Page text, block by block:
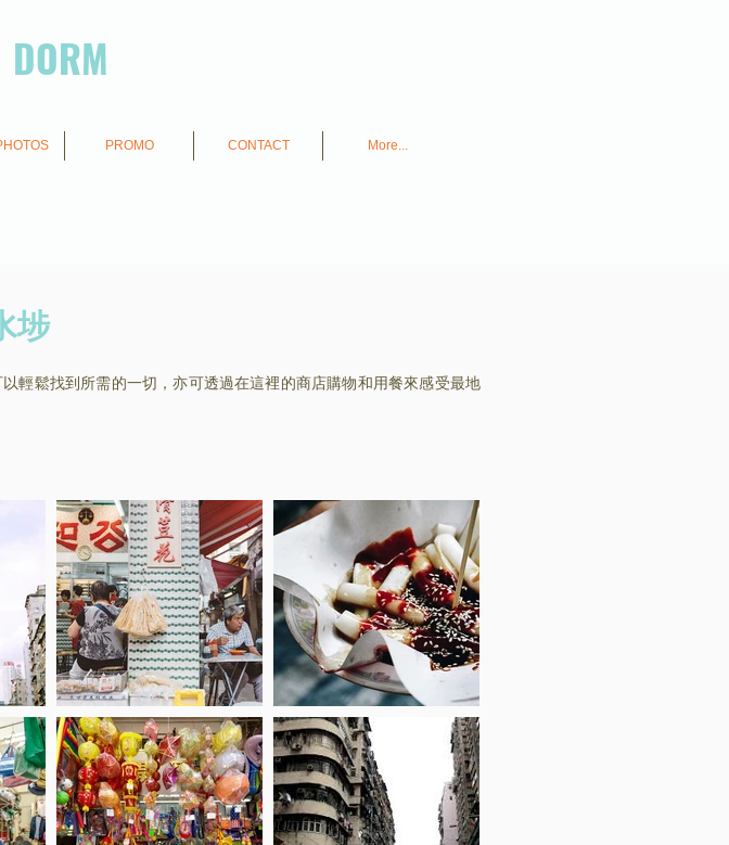
PROMO CONTACT More...
埗
輕鬆找到所需的一切，亦可透過在這裡的商店購物和用餐來感受最地